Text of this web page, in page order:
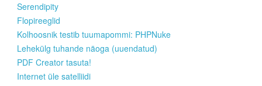
Serendipity
Flopireeglid
Kolhoosnik testib tuumapommi: PHPNuke
Lehekülg tuhande näoga (uuendatud)
PDF Creator tasuta!
Internet üle satelliidi